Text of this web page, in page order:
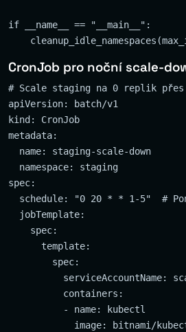
if __name__ == "__main__":
CronJob pro noční scale-
# Scale staging na 0 replik přes
apiVersion: batch/v1
kind: CronJob
metadata:
  name: staging-scale-down
  namespace: staging
spec:
schedule: "0 20 * * 1-5"  #
  jobTemplate:
    spec:
      template:
        spec:
serviceAccountName:
          containers:
          - name: kubectl
image: bitnami/